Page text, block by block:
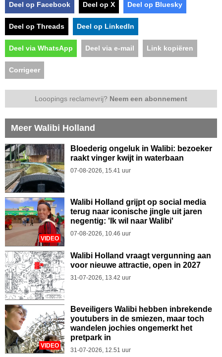
Deel op Facebook Deel op X Deel op Bluesky
Deel op Threads Deel op LinkedIn
Deel via WhatsApp Deel via e-mail Link kopiëren
Corrigeer
Looopings reclamevrij? Neem een abonnement
Meer Walibi Holland
Bloederig ongeluk in Walibi: bezoeker
raakt vinger kwijt in waterbaan
07-08-2026, 15.41 uur
VIDEO
Walibi Holland grijpt op social media
terug naar iconische jingle uit jaren
negentig: 'Ik wil naar Walibi'
07-08-2026, 10.46 uur
Walibi Holland vraagt vergunning aan
voor nieuwe attractie, open in 2027
31-07-2026, 13.42 uur
VIDEO
Beveiligers Walibi hebben inbrekende
youtubers in de smiezen, maar toch
wandelen jochies ongemerkt het
pretpark in
31-07-2026, 12.51 uur